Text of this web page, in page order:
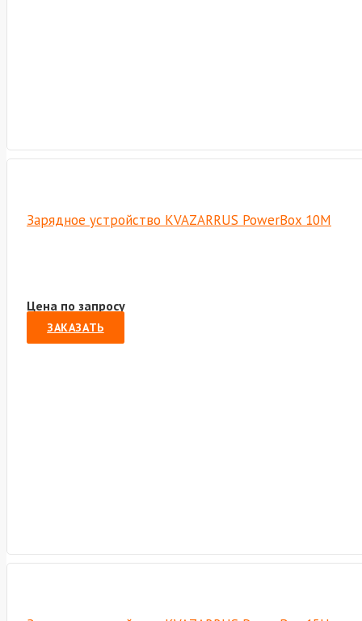
Зарядное устройство KVAZARRUS PowerBox 10M
Цена по запросу
ЗАКАЗАТЬ